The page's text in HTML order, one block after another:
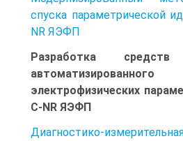
спуска параметрической
NR ЯЭФП
Разработка
электрофизических
C-NR ЯЭФП
Диагностико-